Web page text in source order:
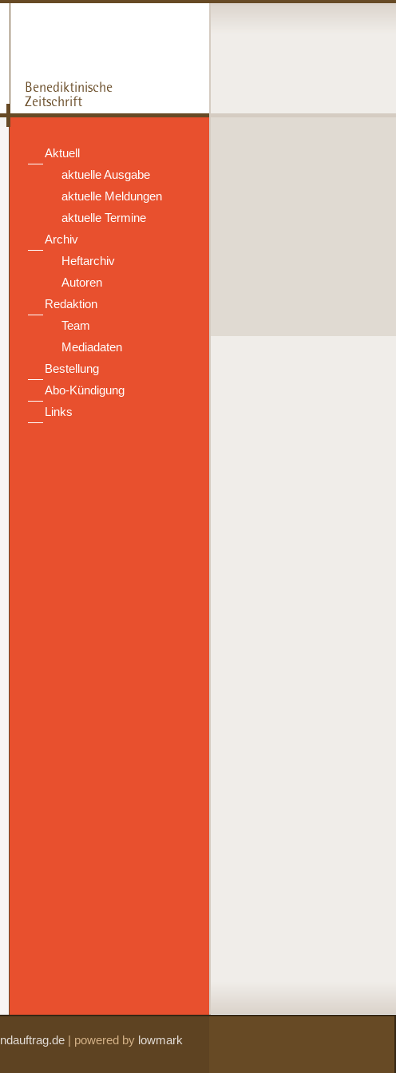
Aktuell
aktuelle Ausgabe
aktuelle Meldungen
aktuelle Termine
Archiv
Heftarchiv
Autoren
Redaktion
Team
Mediadaten
Bestellung
Abo-Kündigung
Links
| powered by lowmark